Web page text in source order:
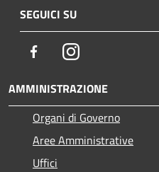
SEGUICI SU
FacebookInstagram
AMMINISTRAZIONE
Organi di Governo
Aree Amministrative
Uffici